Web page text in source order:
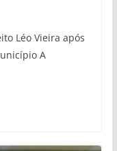
Léo Vieira após
A